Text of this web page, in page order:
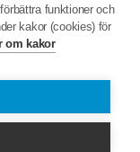
funktioner och
kakor (cookies) för
om kakor